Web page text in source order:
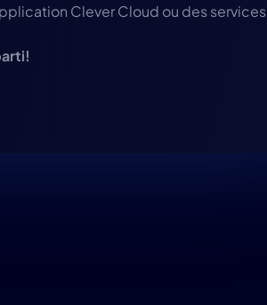
Clever Cloud ou des services